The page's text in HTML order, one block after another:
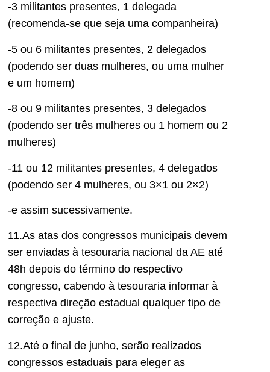
-3 militantes presentes, 1 delegada
(recomenda-se que seja uma companheira)
-5 ou 6 militantes presentes, 2 delegados
(podendo ser duas mulheres, ou uma mulher
e um homem)
-8 ou 9 militantes presentes, 3 delegados
(podendo ser três mulheres ou 1 homem ou 2
mulheres)
-11 ou 12 militantes presentes, 4 delegados
(podendo ser 4 mulheres, ou 3×1 ou 2×2)
-e assim sucessivamente.
11.As atas dos congressos municipais devem
ser enviadas à tesouraria nacional da AE até
48h depois do término do respectivo
congresso, cabendo à tesouraria informar à
respectiva direção estadual qualquer tipo de
correção e ajuste.
12.Até o final de junho, serão realizados
congressos estaduais para eleger as